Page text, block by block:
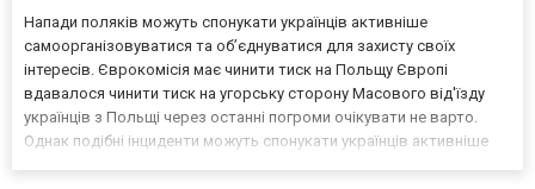
Напади поляків можуть спонукати українців активніше
самоорганізовуватися та об’єднуватися для захисту своїх
інтересів. Єврокомісія має чинити тиск на Польщу Європі
вдавалося чинити тиск на угорську сторону Масового від'їзду
українців з Польщі через останні погроми очікувати не варто.
Однак подібні інциденти можуть спонукати українців активніше